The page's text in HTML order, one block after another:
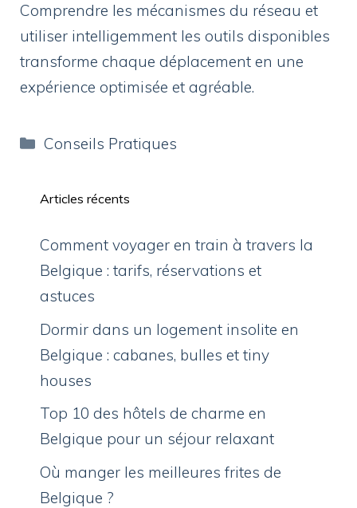
Comprendre les mécanismes du réseau et
utiliser intelligemment les outils disponibles
transforme chaque déplacement en une
expérience optimisée et agréable.
Catégories
Conseils Pratiques
Articles récents
Comment voyager en train à travers la
Belgique : tarifs, réservations et
astuces
Dormir dans un logement insolite en
Belgique : cabanes, bulles et tiny
houses
Top 10 des hôtels de charme en
Belgique pour un séjour relaxant
Où manger les meilleures frites de
Belgique ?